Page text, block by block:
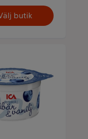
butik